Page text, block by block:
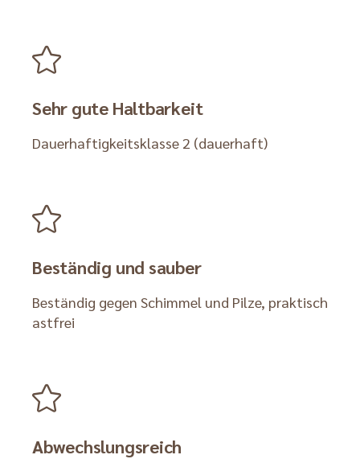
Sehr gute Haltbarkeit
Dauerhaftigkeitsklasse 2 (dauerhaft)
Beständig und sauber
Beständig gegen Schimmel und Pilze, praktisch
astfrei
Abwechslungsreich